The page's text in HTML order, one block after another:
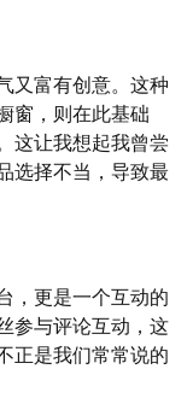
又富有创意。这种
窗，则在此基础
这让我想起我曾尝
选择不当，导致最
，更是一个互动的
参与评论互动，这
正是我们常常说的